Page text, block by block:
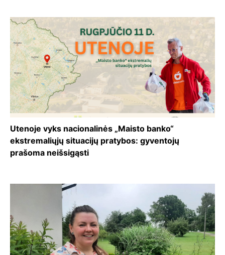
Utenoje vyks nacionalinės „Maisto banko“
ekstremaliųjų situacijų pratybos: gyventojų
prašoma neišsigąsti